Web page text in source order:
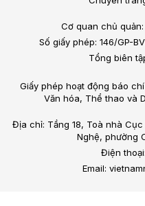
Cơ quan chủ
Số giấy phép: 146/GP-
Tổng biên
Giấy phép hoạt động báo
Văn hóa, Thể thao và
Địa chỉ: Tầng 18, Toà nhà
Nghệ, phường
Điện
Email: